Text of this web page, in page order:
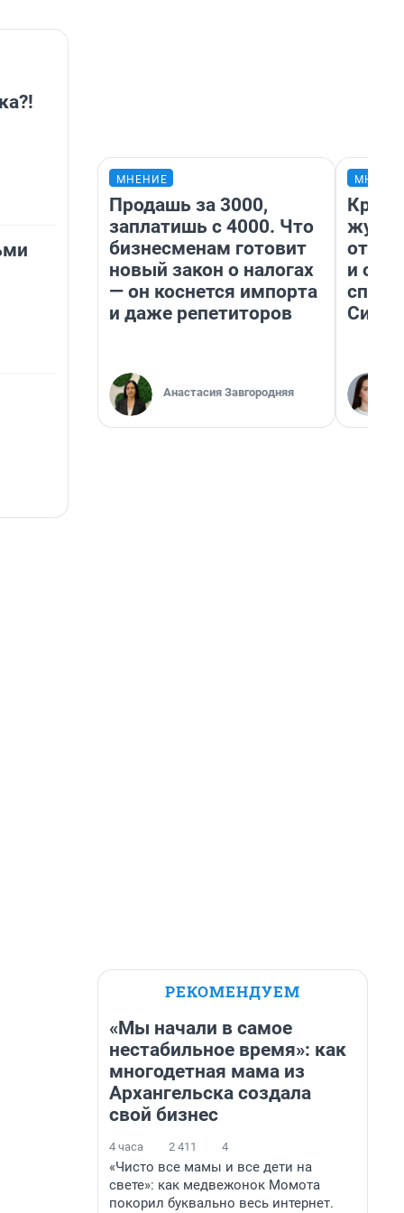
МНЕНИЕ
Продашь за 3000,
заплатишь с 4000. Что
бизнесменам готовит
новый закон о налогах
— он коснется импорта
и даже репетиторов
Анастасия Завгородняя
и
РЕКОМЕНДУЕМ
«Мы начали в самое
нестабильное время»: как
многодетная мама из
Архангельска создала
свой бизнес
4 часа 2 411 4
«Чисто все мамы и все дети на
свете»: как медвежонок Момота
покорил буквально весь интернет.